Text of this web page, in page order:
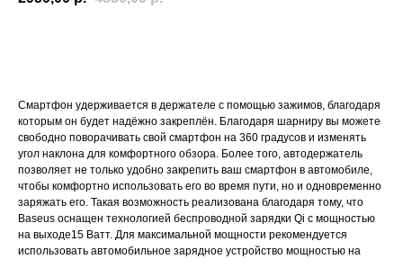
Смартфон удерживается в держателе с помощью зажимов, благодаря
которым он будет надёжно закреплён. Благодаря шарниру вы можете
свободно поворачивать свой смартфон на 360 градусов и изменять
угол наклона для комфортного обзора. Более того, автодержатель
позволяет не только удобно закрепить ваш смартфон в автомобиле,
чтобы комфортно использовать его во время пути, но и одновременно
заряжать его. Такая возможность реализована благодаря тому, что
Baseus оснащен технологией беспроводной зарядки Qi с мощностью
на выходе15 Ватт. Для максимальной мощности рекомендуется
использовать автомобильное зарядное устройство мощностью на